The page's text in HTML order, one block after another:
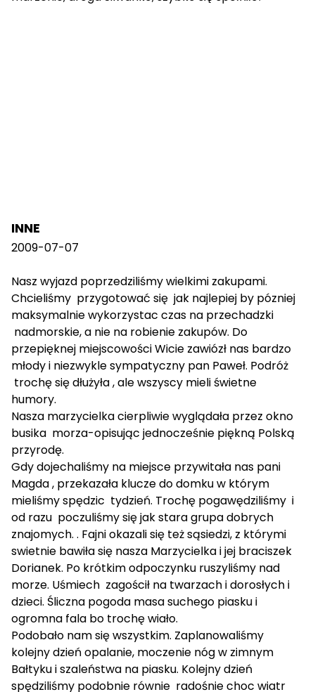
INNE
2009-07-07
Nasz wyjazd poprzedziliśmy wielkimi zakupami.
Chcieliśmy przygotować się jak najlepiej by pózniej
maksymalnie wykorzystac czas na przechadzki
nadmorskie, a nie na robienie zakupów. Do
przepięknej miejscowości Wicie zawiózł nas bardzo
młody i niezwykle sympatyczny pan Paweł. Podróż
trochę się dłużyła , ale wszyscy mieli świetne
humory.
Nasza marzycielka cierpliwie wyglądała przez okno
busika morza-opisując jednocześnie piękną Polską
przyrodę.
Gdy dojechaliśmy na miejsce przywitała nas pani
Magda , przekazała klucze do domku w którym
mieliśmy spędzic tydzień. Trochę pogawędziliśmy i
od razu poczuliśmy się jak stara grupa dobrych
znajomych. . Fajni okazali się też sąsiedzi, z którymi
swietnie bawiła się nasza Marzycielka i jej braciszek
Dorianek. Po krótkim odpoczynku ruszyliśmy nad
morze. Uśmiech zagościł na twarzach i dorosłych i
dzieci. Śliczna pogoda masa suchego piasku i
ogromna fala bo trochę wiało.
Podobało nam się wszystkim. Zaplanowaliśmy
kolejny dzień opalanie, moczenie nóg w zimnym
Bałtyku i szaleństwa na piasku. Kolejny dzień
spędziliśmy podobnie równie radośnie choc wiatr